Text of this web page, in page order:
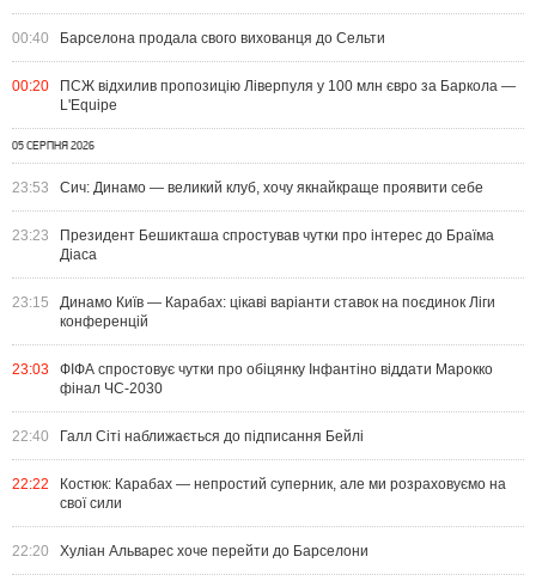
00:40 Барселона продала свого вихованця до Сельти
00:20
ПСЖ відхилив пропозицію Ліверпуля у 100 млн євро за Баркола —
L'Equipe
05 СЕРПНЯ 2026
23:53 Сич: Динамо — великий клуб, хочу якнайкраще проявити себе
23:23
Президент Бешикташа спростував чутки про інтерес до Браїма
Діаса
23:15
Динамо Київ — Карабах: цікаві варіанти ставок на поєдинок Ліги
конференцій
23:03
ФІФА спростовує чутки про обіцянку Інфантіно віддати Марокко
фінал ЧС-2030
22:40 Галл Сіті наближається до підписання Бейлі
22:22
Костюк: Карабах — непростий суперник, але ми розраховуємо на
свої сили
22:20 Хуліан Альварес хоче перейти до Барселони